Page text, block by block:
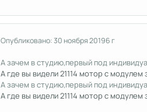
Опубликовано:30 ноября 20196 г
А зачем в студию,первый под
А где вы видели 21114 мотор с модулем
А зачем в студию,первый под
А где вы видели 21114 мотор с модулем